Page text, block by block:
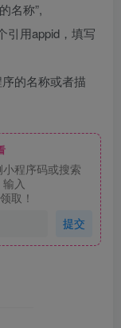
名称”,
引用appid，填写
的名称或者描
程序码或搜索
入
取！
提交